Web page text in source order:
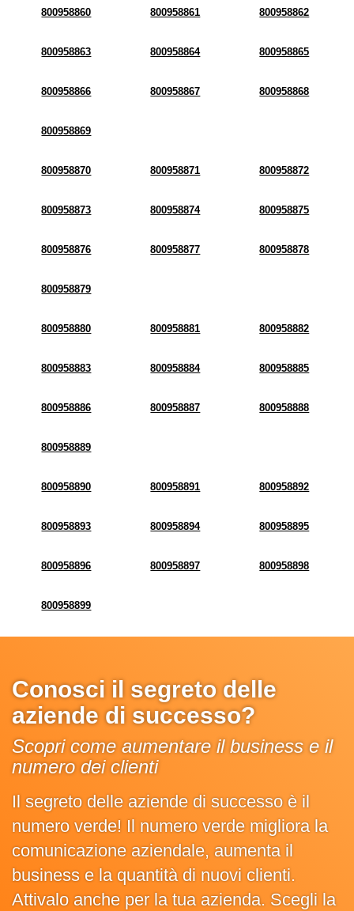
800958860 800958861 800958862
800958863 800958864 800958865
800958866 800958867 800958868
800958869
800958870 800958871 800958872
800958873 800958874 800958875
800958876 800958877 800958878
800958879
800958880 800958881 800958882
800958883 800958884 800958885
800958886 800958887 800958888
800958889
800958890 800958891 800958892
800958893 800958894 800958895
800958896 800958897 800958898
800958899
Conosci il segreto delle
aziende di successo?
Scopri come aumentare il business e il
numero dei clienti
Il segreto delle aziende di successo è il
numero verde! Il numero verde migliora la
comunicazione aziendale, aumenta il
business e la quantità di nuovi clienti.
Attivalo anche per la tua azienda. Scegli la